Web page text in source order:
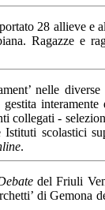
28 allieve
Ragazze e
nelle
-
scolastici
.
del Friuli
di Gemona